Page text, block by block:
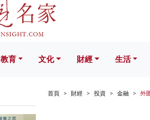
教育 文化 財經 生活
首頁 財經 投資 金融 外